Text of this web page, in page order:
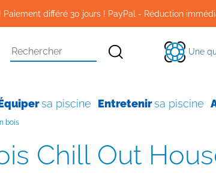
Paiement différé 30 jours ! PayPal - Réduction
Une
sa piscine Entretenirsa piscine
bois
Chill Out